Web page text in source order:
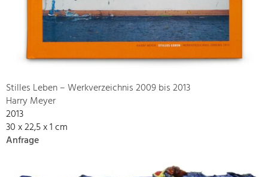
Stilles Leben – Werkverzeichnis 2009 bis 2013
Harry Meyer
2013
30 x 22,5 x 1 cm
Anfrage